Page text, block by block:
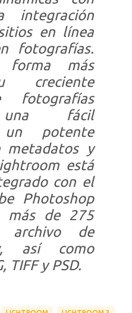
en línea
fotografías.
forma más
creciente
fotografías
una fácil
un potente
metadatos y
está
con el
Photoshop
más de 275
archivo de
así como
TIFF y PSD.